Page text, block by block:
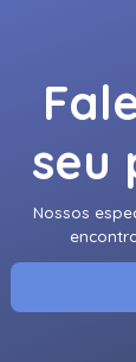
seu
Nossos